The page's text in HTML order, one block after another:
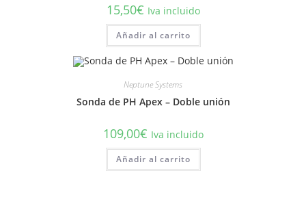
15,50€ Iva incluido
Añadir al carrito
Neptune Systems
Sonda de PH Apex – Doble unión
109,00€ Iva incluido
Añadir al carrito